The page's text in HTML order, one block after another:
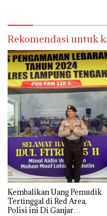
Rekomendasi untuk
Kembalikan Uang Pemudik
Tertinggal di Red Area,
Polisi ini Di Ganjar